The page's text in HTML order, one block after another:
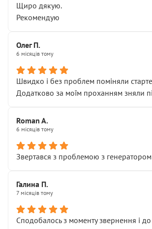
Щиро дякую.
Рекомендую
Олег П.
6 місяців тому
Швидко і без проблем поміняли
Додатково за моїм проханням зняли
Roman A.
6 місяців тому
Звертався з проблемою з
Галина П.
7 місяців тому
Сподобалось з моменту звернення і